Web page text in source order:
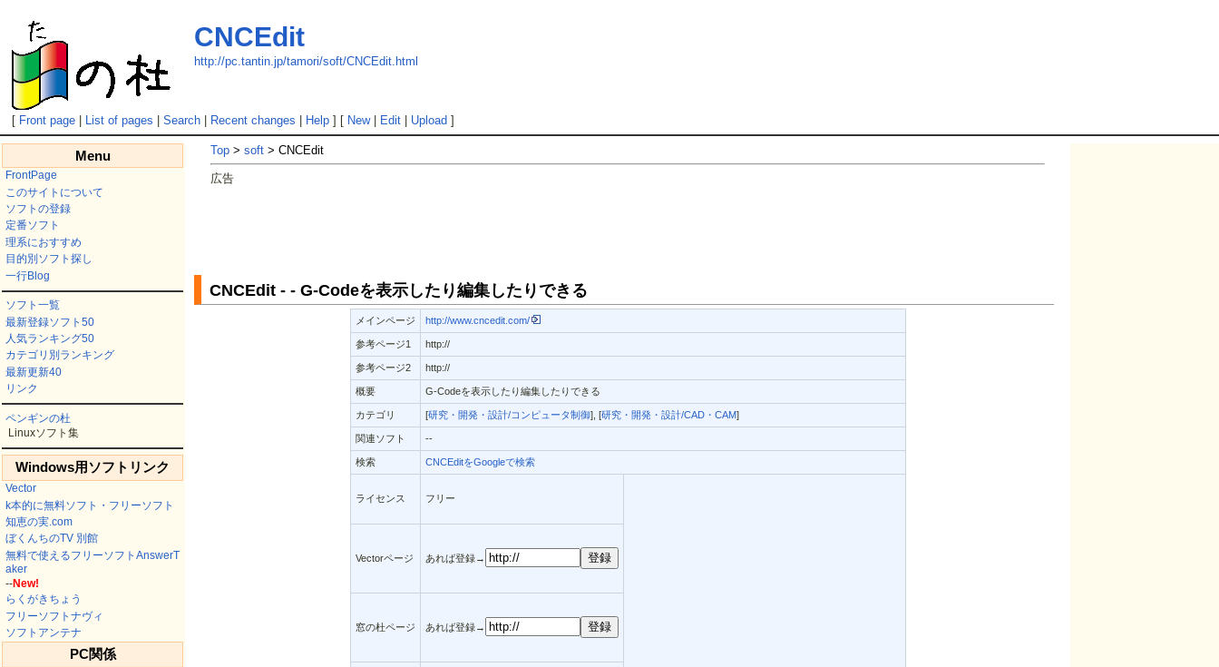
CNCEdit
http://pc.tantin.jp/tamori/soft/CNCEdit.html
[ Front page List of pages |Search Recent changes Help ] [ New| Edit Upload ]
Menu
FrontPage
このサイトについて
ソフトの登録
定番ソフト
理系におすすめ
目的別ソフト探し
一行Blog
ソフト一覧
最新登録ソフト50
人気ランキング50
カテゴリ別ランキング
最新更新40
リンク
ペンギンの杜
Linuxソフト集
Windows用ソフトリンク
Vector
k本的に無料ソフト・フリーソフト
知恵の実.com
ぼくんちのTV 別館
無料で使えるフリーソフトAnswerT
aker
--New!
らくがきちょう
フリーソフトナヴィ
ソフトアンテナ
PC関係
Top > soft > CNCEdit
広告
CNCEdit - - G-Codeを表示したり編集したりできる
メインページ http://www.cncedit.com/
参考ページ1 http://
参考ページ2 http://
概要 G-Codeを表示したり編集したりできる
カテゴリ [研究・開発・設計/コンピュータ制御], [研究・開発・設計/CAD・CAM]
関連ソフト --
検索 CNCEditをGoogleで検索
ライセンス フリー
Vectorページ あれば登録→
窓の杜ページ あれば登録→